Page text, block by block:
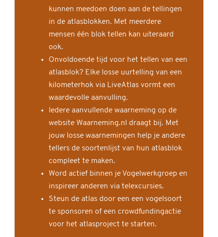
kunnen meedoen doen aan de tellingen
in de atlasblokken. Met meerdere
mensen één blok tellen kan uiteraard
ook.
Onvoldoende tijd voor het tellen van een
atlasblok? Elke losse uurtelling van een
kilometerhok via LiveAtlas vormt een
waardevolle aanvulling.
Iedere aanvullende waarneming op de
website Waarneming.nl draagt bij. Met
jouw losse waarnemingen help je andere
tellers de soortenlijst van hun atlasblok
compleet te maken.
Word actief binnen je Vogelwerkgroep en
inspireer anderen via telexcursies.
Steun de atlas door een een vogelsoort
te sponsoren of een crowdfundingactie
voor het atlasproject te starten.